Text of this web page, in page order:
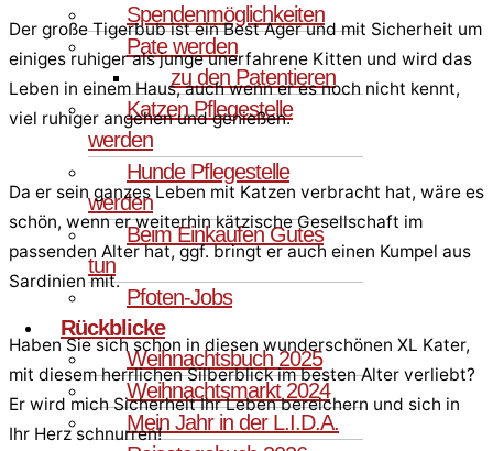
Spendenmöglichkeiten
Pate werden
zu den Patentieren
Katzen Pflegestelle
werden
Hunde Pflegestelle
werden
Beim Einkaufen Gutes
tun
Pfoten-Jobs
Rückblicke
Weihnachtsbuch 2025
Weihnachtsmarkt 2024
Mein Jahr in der L.I.D.A.
Der große Tigerbub ist ein Best Ager und mit Sicherheit um
einiges ruhiger als junge unerfahrene Kitten und wird das
Leben in einem Haus, auch wenn er es noch nicht kennt,
viel ruhiger angehen und genießen.
Da er sein ganzes Leben mit Katzen verbracht hat, wäre es
schön, wenn er weiterhin kätzische Gesellschaft im
passenden Alter hat, ggf. bringt er auch einen Kumpel aus
Sardinien mit.
Haben Sie sich schon in diesen wunderschönen XL Kater,
mit diesem herrlichen Silberblick im besten Alter verliebt?
Er wird mich Sicherheit Ihr Leben bereichern und sich in
Ihr Herz schnurren!